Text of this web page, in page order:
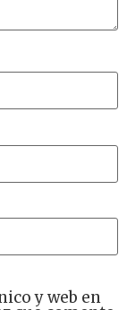
y web en